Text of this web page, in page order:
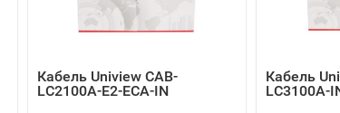
Кабель Uniview CAB-
LC2100A-E2-ECA-IN
Кабель
LC3100A-